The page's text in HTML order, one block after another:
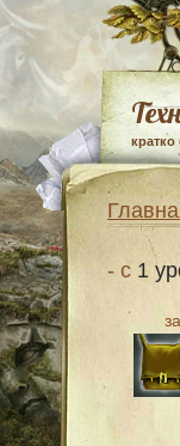
- с 1